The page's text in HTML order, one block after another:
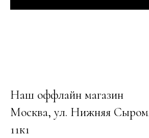
Наш оффлайн магазин
Москва, ул. Нижняя
11к1